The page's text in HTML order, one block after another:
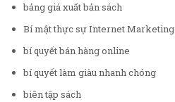
bảng giá xuất bản sách
Bí mật thực sự Internet Marketing
bí quyết bán hàng online
bí quyết làm giàu nhanh chóng
biên tập sách